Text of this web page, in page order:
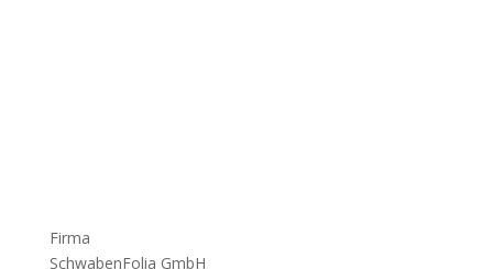
Firma
SchwabenFolia GmbH